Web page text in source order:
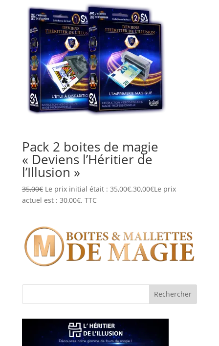
Pack 2 boites de magie
« Deviens l’Héritier de
l’Illusion »
35,00€ Le prix initial était : 35,00€.30,00€Le prix
actuel est : 30,00€. TTC